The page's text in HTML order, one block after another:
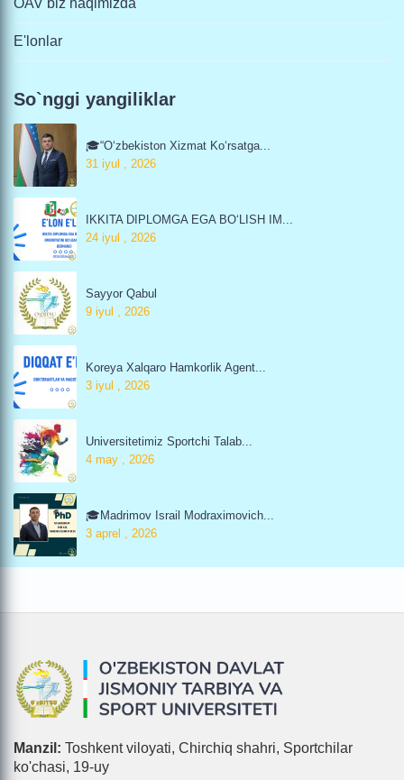
OAV biz haqimizda
E'lonlar
So`nggi yangiliklar
🎓“O‘zbekiston Xizmat Ko‘rsatga...
31 iyul , 2026
IKKITA DIPLOMGA EGA BO‘LISH IM...
24 iyul , 2026
Sayyor Qabul
9 iyul , 2026
Koreya Xalqaro Hamkorlik Agent...
3 iyul , 2026
Universitetimiz Sportchi Talab...
4 may , 2026
🎓Madrimov Israil Modraximovich...
3 aprel , 2026
Manzil: Toshkent viloyati, Chirchiq shahri, Sportchilar
ko'chasi, 19-uy